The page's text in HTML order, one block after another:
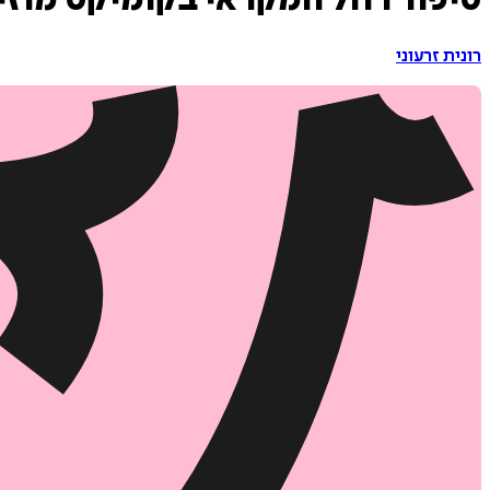
רונית זרעוני